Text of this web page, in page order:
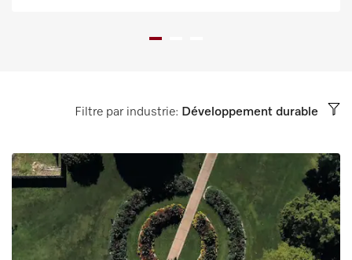
Filtre par industrie: Développement durable